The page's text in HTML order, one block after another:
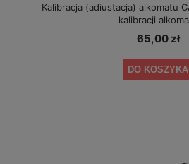
Kalibracja (adiustacja) alkomatu
kalibracji
65,00 zł
DO KOSZYKA